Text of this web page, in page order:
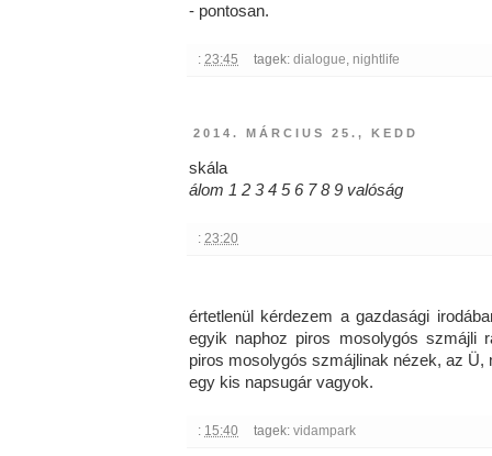
- pontosan.
: 23:45 tagek: dialogue nightlife
2014. MÁRCIUS 25., KEDD
skála
álom 1 2 3 4 5 6 7 8 9 valóság
: 23:20
értetlenül kérdezem a gazdasági
egyik naphoz piros mosolygós szmájli
piros mosolygós szmájlinak nézek, az Ü,
egy kis napsugár vagyok.
: 15:40 tagek: vidampark